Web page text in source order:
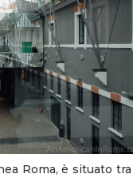
Roma, è situato